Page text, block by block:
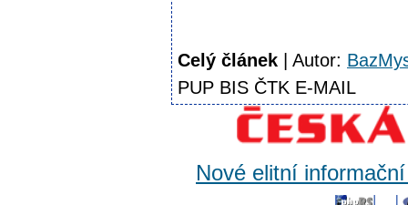
Celý článek | Autor:
PUP BIS ČTK E-MAIL
Nové elitní